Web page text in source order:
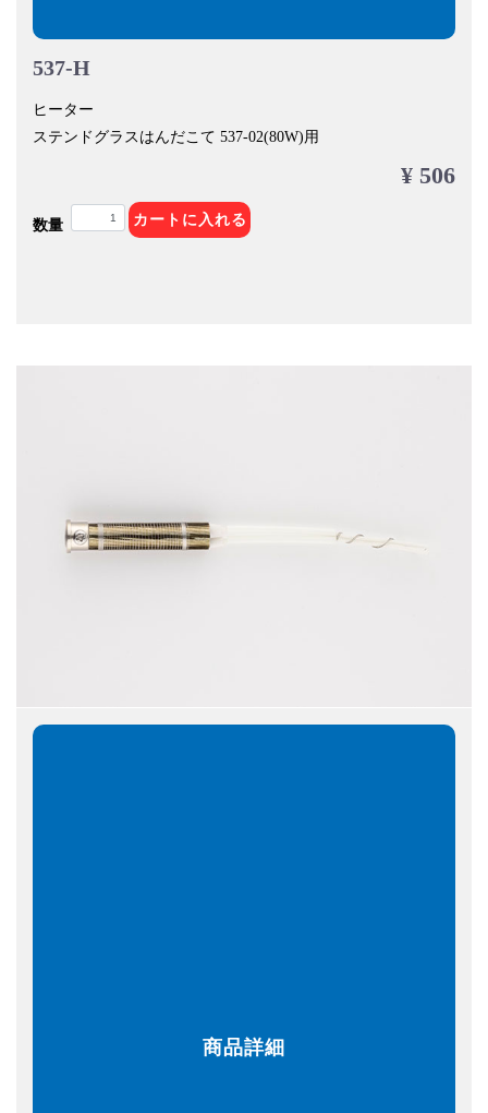
537-H
ヒーター
ステンドグラスはんだこて 537-02(80W)用
¥ 506
数量 カートに入れる
商品詳細